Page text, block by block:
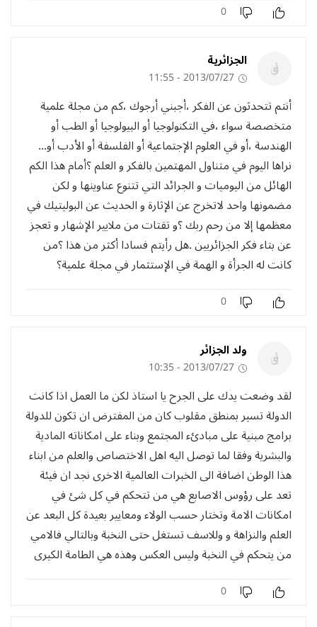
0
الجزائرية
2013/07/27 - 11:55
أنتم تتحدثون عن الفكر ،أجبني أرجوك ،كم من مجلة علمية
متخصصة سواء ،في التكنولوجيا أو البيولوجيا أو الطب أو
الهندسة ،أو في العلوم الإجتماعية أو الفلسفة أو الأدب أو...
نراها اليوم في متناول المهتمين بالفكر و العلم ؟أمام هذا الكم
الهائل من اليوميات و الجرائد التي تتنوع عناوينها و لكن
مضمونها واحد لاتخرج عن الإثارة و الحديث عن البوليتيك في
معظمها إلا من رحم ربك ؟و تقتات من ملايير الإشهار و تعجز
عن بتاء فكر الجزائريين .هل رأيتم فسادا أكثر من هذا ؟من
كانت له الجرأة و الهمة في الإستثمار في مجلة علمية؟
0
ولد الجزائر
2013/07/27 - 10:35
لقد وضعت يدك على الجرح يا استاذ لكن ما العمل اذا كانت
الدولة تسير بمنطق مقلوب كان من المفترض ان تكون للدولة
برامج مبنية على مبادئء المجتمع وبناء على امكاناته المادية
والبشرية وفقا لما توصل اليه اهل الاختصاص والعلم من ابناء
هذا الوطن اضافة الى الخبرات العالمية الاخرى نجد ان فيئة
تعد على رؤوس الاصابع هي من تتحكم في كل شئ في
امكانات الامة وتختار حسب الولاء ومعايير بعيدة كل البعد عن
العلم والنزاهة و وللاسف تستغل حتى النخبة وبالتالي فالامي
من يتحكم في النخبة وليس العكس وهذه هي الطامة الكيرى
0